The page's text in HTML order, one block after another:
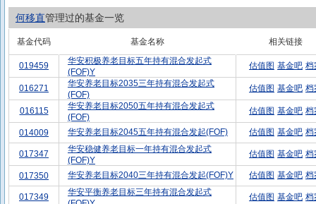
何移直管理过的基金一览
基金代码 基金名称 相关链接
019459
华安积极养老目标五年持有混合发起式
(FOF)Y
估值图 基金吧 档
016271
华安养老目标2035三年持有混合发起式
(FOF)
估值图 基金吧 档
016115
华安养老目标2050五年持有混合发起式
(FOF)
估值图 基金吧 档
014009 华安养老目标2045五年持有混合发起(FOF) 估值图 基金吧 档
017347
华安稳健养老目标一年持有混合发起式
(FOF)Y
估值图 基金吧 档
017350 华安养老目标2040三年持有混合发起(FOF)Y 估值图 基金吧 档
017349
华安平衡养老目标三年持有混合发起式
估值图 基金吧 档